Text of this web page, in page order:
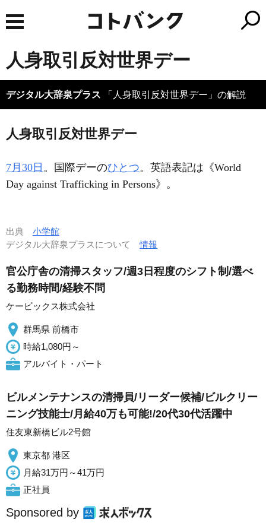
人身取引反対世界デー
デジタル大辞泉プラス 「人身取引反対世界デー」の解説
人身取引反対世界デー
7月30日 。国際デーのひとつ。英語表記は《World
Day against Trafficking in Persons》。
出典 小学館
デジタル大辞泉プラスについて情報
官公庁舎の清掃スタッフ/週3日程度のシフト制/選べ
る勤務時間/経験不問
ケービックス株式会社
群馬県 前橋市
時給1,080円～
アルバイト・パート
ビルメンテナンスの清掃員/リーダー候補/ビルクリー
ニング技能士/月給40万も可能!/20代30代活躍中
住友東新橋ビル2号館
東京都 港区
月給31万円～41万円
正社員
Sponsored by